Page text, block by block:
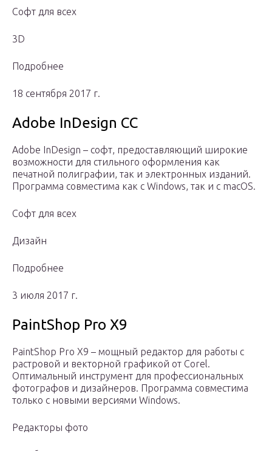
Софт для всех
3D
Подробнее
18 сентября 2017 г.
Adobe InDesign CC
Adobe InDesign – софт, предоставляющий широкие
возможности для стильного оформления как
печатной полиграфии, так и электронных изданий.
Программа совместима как с Windows, так и c macOS.
Софт для всех
Дизайн
Подробнее
3 июля 2017 г.
PaintShop Pro X9
PaintShop Pro X9 – мощный редактор для работы с
растровой и векторной графикой от Corel.
Оптимальный инструмент для профессиональных
фотографов и дизайнеров. Программа совместима
только с новыми версиями Windows.
Редакторы фото